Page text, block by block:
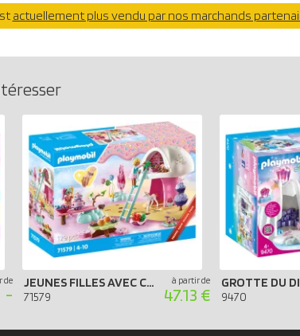
actuellement plus vendu par nos marchands
de
-
JEUNES FILLES AVEC CONFISERIES - PROMO PACK
71579
à partir de
47.13 € 9470